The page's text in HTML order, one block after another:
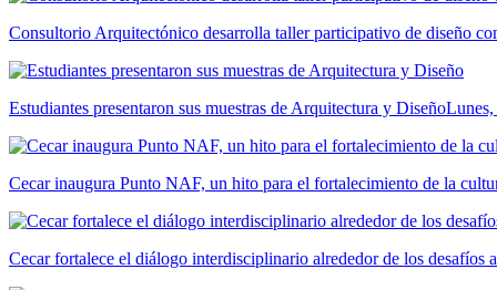
Consultorio Arquitectónico desarrolla taller participativo de diseño
Estudiantes presentaron sus muestras de Arquitectura y Diseño
Cecar inaugura Punto NAF, un hito para el fortalecimiento de la
Cecar fortalece el diálogo interdisciplinario alrededor de los desafíos